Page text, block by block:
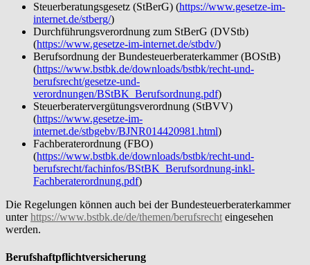
Steuerberatungsgesetz (StBerG) (https://www.gesetze-im-
internet.de/stberg/)
Durchführungsverordnung zum StBerG (DVStb)
(https://www.gesetze-im-internet.de/stbdv/)
Berufsordnung der Bundesteuerberaterkammer (BOStB)
(https://www.bstbk.de/downloads/bstbk/recht-und-
berufsrecht/gesetze-und-
verordnungen/BStBK_Berufsordnung.pdf)
Steuerberatervergütungsverordnung (StBVV)
(https://www.gesetze-im-
internet.de/stbgebv/BJNR014420981.html)
Fachberaterordnung (FBO)
(https://www.bstbk.de/downloads/bstbk/recht-und-
berufsrecht/fachinfos/BStBK_Berufsordnung-inkl-
Fachberaterordnung.pdf)
Die Regelungen können auch bei der Bundesteuerberaterkammer
unterhttps://www.bstbk.de/de/themen/berufsrechteingesehen
werden.
Berufshaftpflichtversicherung